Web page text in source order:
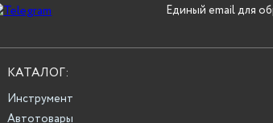
Единый email для
КАТАЛОГ:
Инструмент
Автотовары